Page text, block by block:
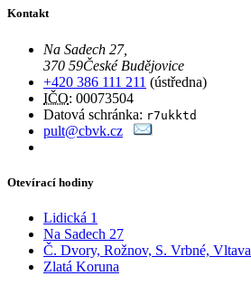
Kontakt
Na Sadech 27,
370 59České Budějovice
+420 386 111 211 (ústředna)
IČO: 00073504
Datová schránka: r7ukktd
pult@cbvk.cz
Otevírací hodiny
Lidická 1
Na Sadech 27
Č. Dvory, Rožnov, S. Vrbné, Vltava
Zlatá Koruna